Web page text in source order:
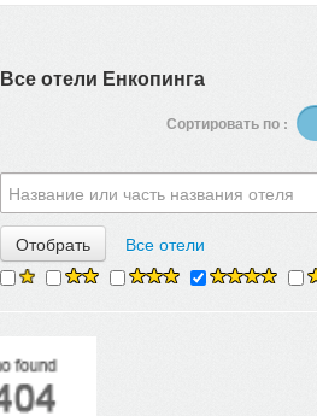
Все отели Енкопинга
Сортировать по :
Все отели